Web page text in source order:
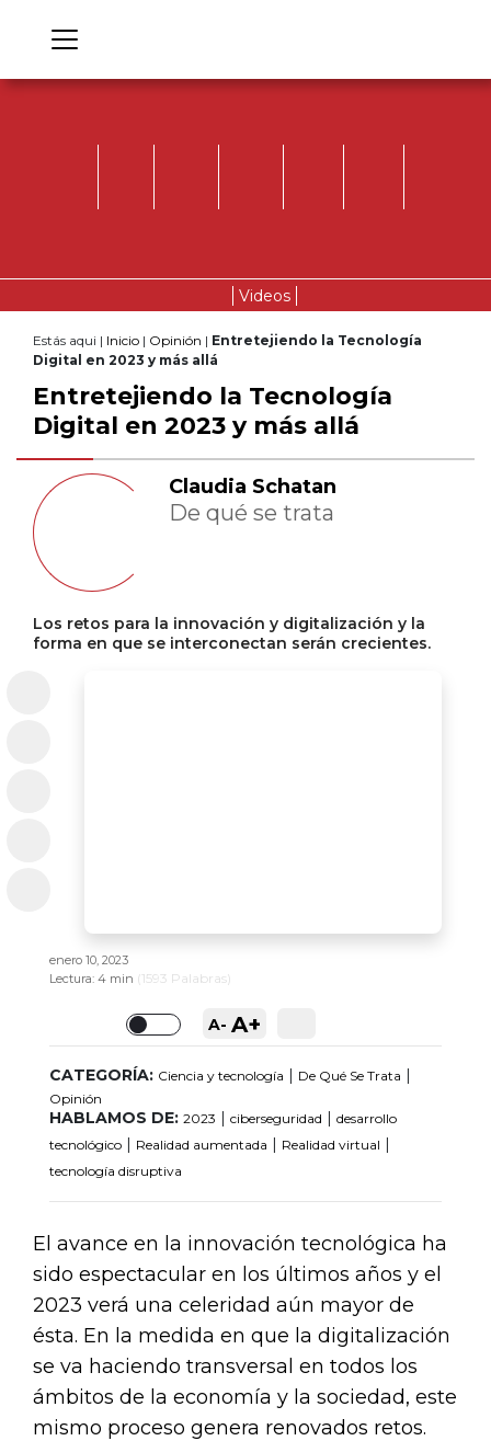
Videos
Estás aqui | Inicio | Opinión | Entretejiendo la Tecnología
Digital en 2023 y más allá
Entretejiendo la Tecnología
Digital en 2023 y más allá
Claudia Schatan
De qué se trata
Los retos para la innovación y digitalización y la
forma en que se interconectan serán crecientes.
enero 10, 2023
Lectura: 4 min ( 1593 Palabras)
Toggle
A- A+
CATEGORÍA: Ciencia y tecnología | De Qué Se Trata |
Opinión
HABLAMOS DE: 2023 | ciberseguridad | desarrollo
tecnológico | Realidad aumentada | Realidad virtual |
tecnología disruptiva
El avance en la innovación tecnológica ha
sido espectacular en los últimos años y el
2023 verá una celeridad aún mayor de
ésta. En la medida en que la digitalización
se va haciendo transversal en todos los
ámbitos de la economía y la sociedad, este
mismo proceso genera renovados retos.